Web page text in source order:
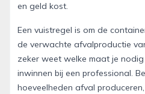
en geld kost.
Een vuistregel is om de
de verwachte afvalproductie
zeker weet welke maat je
inwinnen bij een professional.
hoeveelheden afval